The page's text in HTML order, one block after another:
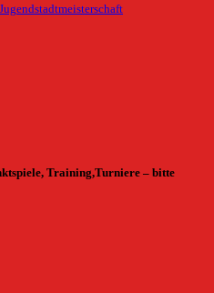
Training,Turniere – bitte